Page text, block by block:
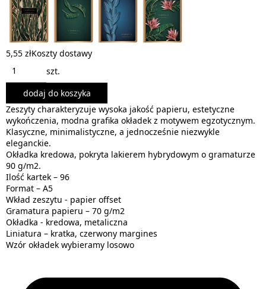
5,55 złKoszty dostawy
szt.
dodaj do koszyka
Zeszyty charakteryzuje wysoka jakość papieru, estetyczne
wykończenia, modna grafika okładek z motywem egzotycznym.
Klasyczne, minimalistyczne, a jednocześnie niezwykle
eleganckie.
Okładka kredowa, pokryta lakierem hybrydowym o gramaturze
90 g/m2.
Ilość kartek – 96
Format – A5
Wkład zeszytu - papier offset
Gramatura papieru – 70 g/m2
Okładka - kredowa, metaliczna
Liniatura – kratka, czerwony margines
Wzór okładek wybieramy losowo